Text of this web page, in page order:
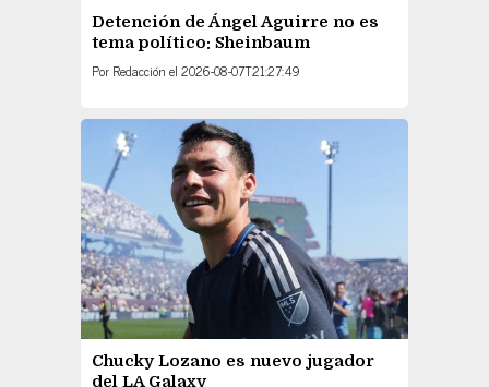
Detención de Ángel Aguirre no es
tema político: Sheinbaum
Por Redacción el 2026-08-07T21:27:49
Chucky Lozano es nuevo jugador
del LA Galaxy